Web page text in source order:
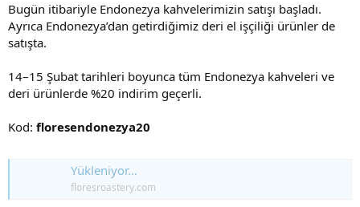
Kod: floresendonezya20
Deneyen herkesin yorumuna, eleştirisine ve tadım notlarına
gerçekten açığım. Bu forumdaki geri bildirimler benim için çok
kıymetli, çünkü gelişmenin tek yolu dürüst geri dönüşler.
Burada adımın ve kahvelerin paylaşılması beni gerçekten mutlu etti.
çalışacağım.
Bugün itibariyle Endonezya kahvelerimizin satışı başladı.
Ayrıca Endonezya’dan getirdiğimiz deri el işçiliği ürünler de
satışta.
14–15 Şubat tarihleri boyunca tüm Endonezya kahveleri ve
deri ürünlerde %20 indirim geçerli.
Kod: floresendonezya20
Yükleniyor...
floresroastery.com